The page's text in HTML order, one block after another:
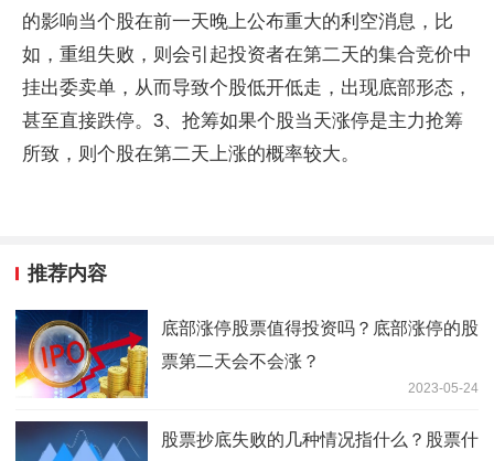
的影响当个股在前一天晚上公布重大的利空消息，比
如，重组失败，则会引起投资者在第二天的集合竞价中
挂出委卖单，从而导致个股低开低走，出现底部形态，
甚至直接跌停。3、抢筹如果个股当天涨停是主力抢筹
所致，则个股在第二天上涨的概率较大。
推荐内容
底部涨停股票值得投资吗？底部涨停的股
票第二天会不会涨？
2023-05-24
股票抄底失败的几种情况指什么？股票什